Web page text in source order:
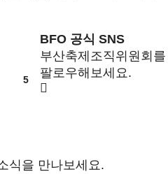
5
BFO 공식 SNS
부산축제조직위원회를
팔로우해보세요.
식을 만나보세요.